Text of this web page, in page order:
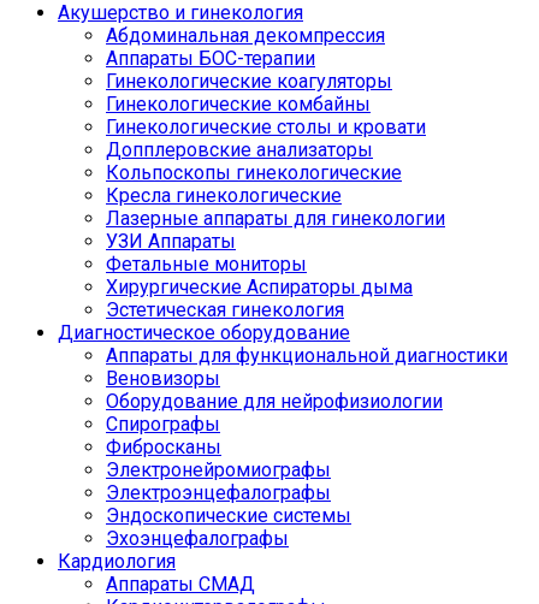
Акушерство и гинекология
Абдоминальная декомпрессия
Аппараты БОС-терапии
Гинекологические коагуляторы
Гинекологические комбайны
Гинекологические столы и кровати
Допплеровские анализаторы
Кольпоскопы гинекологические
Кресла гинекологические
Лазерные аппараты для гинекологии
УЗИ Аппараты
Фетальные мониторы
Хирургические Аспираторы дыма
Эстетическая гинекология
Диагностическое оборудование
Аппараты для функциональной диагностики
Веновизоры
Оборудование для нейрофизиологии
Спирографы
Фибросканы
Электронейромиографы
Электроэнцефалографы
Эндоскопические системы
Эхоэнцефалографы
Кардиология
Аппараты СМАД